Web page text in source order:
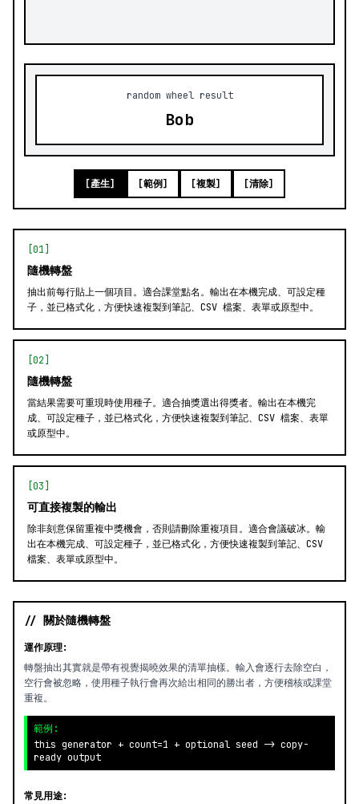
random wheel result
Bob
[產生] [範例] [複製] [清除]
[01]
隨機轉盤
抽出前每行貼上一個項目。適合課堂點名。輸出在本機完成、可設定種
子，並已格式化，方便快速複製到筆記、CSV 檔案、表單或原型中。
[02]
隨機轉盤
當結果需要可重現時使用種子。適合抽獎選出得獎者。輸出在本機完
成、可設定種子，並已格式化，方便快速複製到筆記、CSV 檔案、表單
或原型中。
[03]
可直接複製的輸出
除非刻意保留重複中獎機會，否則請刪除重複項目。適合會議破冰。輸
出在本機完成、可設定種子，並已格式化，方便快速複製到筆記、CSV
檔案、表單或原型中。
// 關於隨機轉盤
運作原理:
轉盤抽出其實就是帶有視覺揭曉效果的清單抽樣。輸入會逐行去除空白，
空行會被忽略，使用種子執行會再次給出相同的勝出者，方便稽核或課堂
重複。
範例:
this generator + count=1 + optional seed -> copy-
ready output
常見用途: